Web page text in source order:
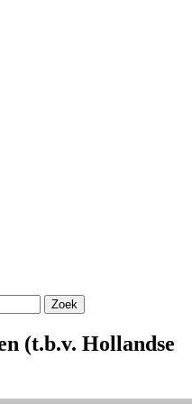
Zoek
(t.b.v. Hollandse